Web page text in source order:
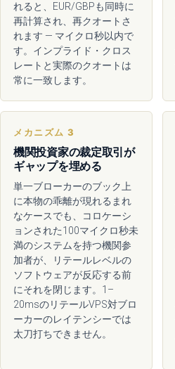
れると、EUR/GBPも同時に
再計算され、再クオートさ
れます — マイクロ秒以内で
す。インプライド・クロス
レートと実際のクオートは
常に一致します。
メカニズム 3
機関投資家の裁定取引が
ギャップを埋める
単一ブローカーのブック上
に本物の乖離が現れるまれ
なケースでも、コロケーシ
ョンされた100マイクロ秒未
満のシステムを持つ機関参
加者が、リテールレベルの
ソフトウェアが反応する前
にそれを閉じます。1–
20msのリテールVPS対ブロ
ーカーのレイテンシーでは
太刀打ちできません。